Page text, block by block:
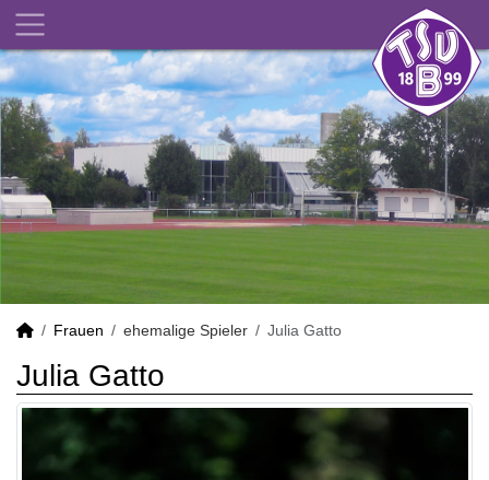
Frauen ehemalige Spieler Julia Gatto
Julia Gatto